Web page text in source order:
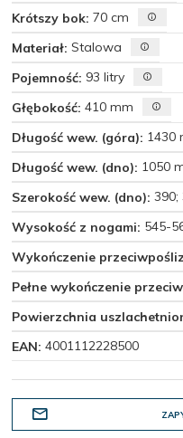
Krótszy bok: 70 cm
Materiał: Stalowa
Pojemność: 93 litry
Głębokość: 410 mm
Długość wew. (góra): 1430
Długość wew. (dno): 1050
Szerokość wew. (dno): 390;
Wysokość z nogami: 545-
Wykończenie
Pełne wykończenie
Powierzchnia
EAN: 4001112228500